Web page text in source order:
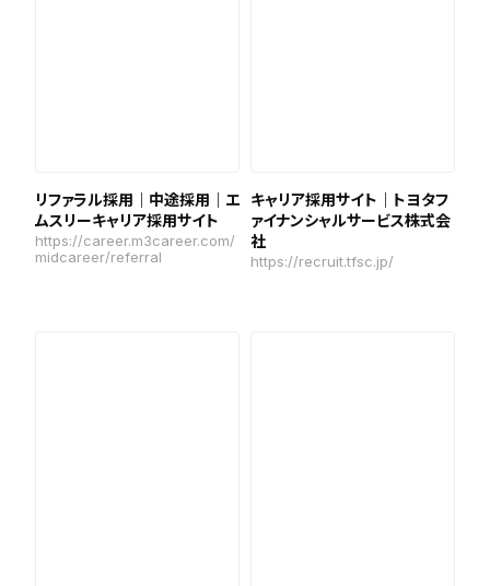
リファラル採用｜中途採用｜エ
ムスリーキャリア採用サイト
https://career.m3career.com/
midcareer/referral
キャリア採用サイト｜トヨタフ
ァイナンシャルサービス株式会
社
https://recruit.tfsc.jp/